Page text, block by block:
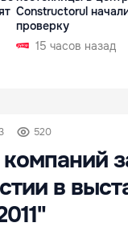
Constructorul
проверку
15 часов назад
520
в